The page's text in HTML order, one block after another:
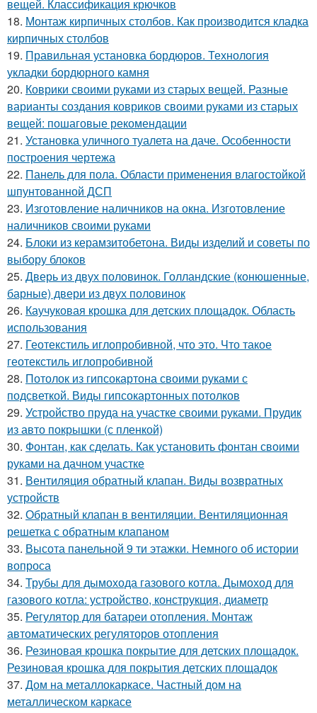
вещей. Классификация крючков
18. Монтаж кирпичных столбов. Как производится кладка
кирпичных столбов
19. Правильная установка бордюров. Технология
укладки бордюрного камня
20. Коврики своими руками из старых вещей. Разные
варианты создания ковриков своими руками из старых
вещей: пошаговые рекомендации
21. Установка уличного туалета на даче. Особенности
построения чертежа
22. Панель для пола. Области применения влагостойкой
шпунтованной ДСП
23. Изготовление наличников на окна. Изготовление
наличников своими руками
24. Блоки из керамзитобетона. Виды изделий и советы по
выбору блоков
25. Дверь из двух половинок. Голландские (конюшенные,
барные) двери из двух половинок
26. Каучуковая крошка для детских площадок. Область
использования
27. Геотекстиль иглопробивной, что это. Что такое
геотекстиль иглопробивной
28. Потолок из гипсокартона своими руками с
подсветкой. Виды гипсокартонных потолков
29. Устройство пруда на участке своими руками. Прудик
из авто покрышки (с пленкой)
30. Фонтан, как сделать. Как установить фонтан своими
руками на дачном участке
31. Вентиляция обратный клапан. Виды возвратных
устройств
32. Обратный клапан в вентиляции. Вентиляционная
решетка с обратным клапаном
33. Высота панельной 9 ти этажки. Немного об истории
вопроса
34. Трубы для дымохода газового котла. Дымоход для
газового котла: устройство, конструкция, диаметр
35. Регулятор для батареи отопления. Монтаж
автоматических регуляторов отопления
36. Резиновая крошка покрытие для детских площадок.
Резиновая крошка для покрытия детских площадок
37. Дом на металлокаркасе. Частный дом на
металлическом каркасе